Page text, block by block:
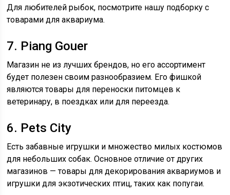
Для любителей рыбок, посмотрите нашу подборку с
товарами для аквариума.
7. Piang Gouer
Магазин не из лучших брендов, но его ассортимент
будет полезен своим разнообразием. Его фишкой
являются товары для переноски питомцев к
ветеринару, в поездках или для переезда.
6. Pets City
Есть забавные игрушки и множество милых костюмов
для небольших собак. Основное отличие от других
магазинов — товары для декорирования аквариумов и
игрушки для экзотических птиц, таких как попугаи.